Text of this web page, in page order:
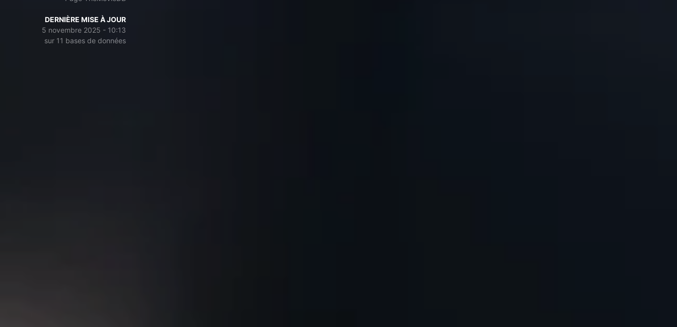
DERNIÈRE MISE À JOUR
5 novembre 2025 - 10:13
sur 11 bases de données